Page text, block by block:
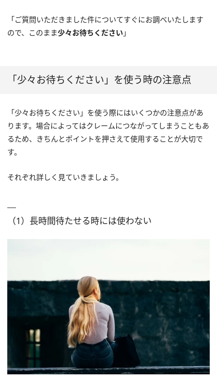
「ご質問いただきました件についてすぐにお調べいたします
ので、このまま少々お待ちください 」
「少々お待ちください」を使う時の注意点
「少々お待ちください」を使う際にはいくつかの注意点があ
ります。場合によってはクレームにつながってしまうこともあ
るため、きちんとポイントを押さえて使用することが大切で
す。
それぞれ詳しく見ていきましょう。
（1）長時間待たせる時には使わない